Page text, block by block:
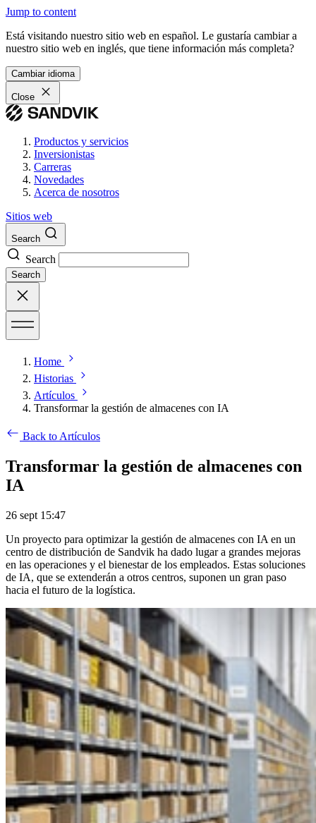
Jump to content
Está visitando nuestro sitio web en español. Le gustaría cambiar a
nuestro sitio web en inglés, que tiene información más completa?
Cambiar idioma
Close
Productos y servicios
Inversionistas
Carreras
Novedades
Acerca de nosotros
Sitios web
Search
Search
Search
Home
Historias
Artículos
Transformar la gestión de almacenes con IA
Back to Artículos
Transformar la gestión de almacenes con
IA
26 sept 15:47
Un proyecto para optimizar la gestión de almacenes con IA en un
centro de distribución de Sandvik ha dado lugar a grandes mejoras
en las operaciones y el bienestar de los empleados. Estas soluciones
de IA, que se extenderán a otros centros, suponen un gran paso
hacia el futuro de la logística.